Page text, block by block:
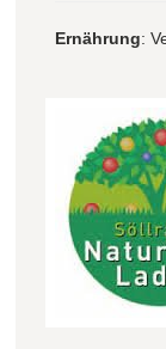
Ernährung: